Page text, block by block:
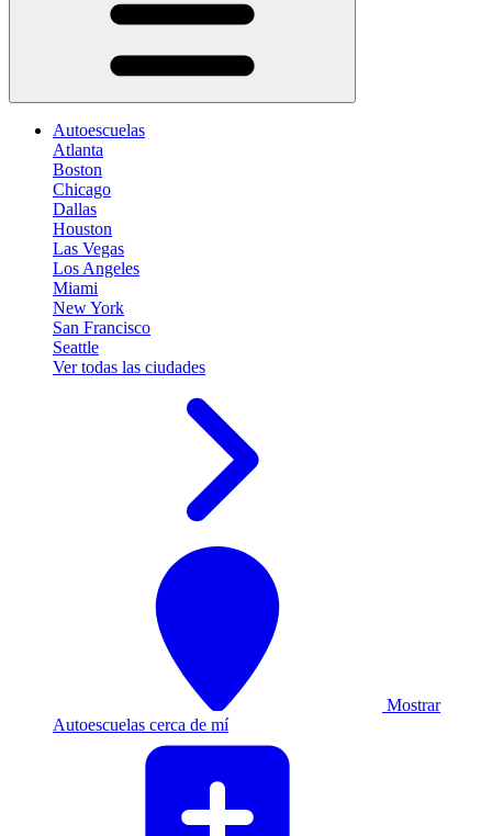
Autoescuelas
Atlanta
Boston
Chicago
Dallas
Houston
Las Vegas
Los Angeles
Miami
New York
San Francisco
Seattle
Ver todas las ciudades
Mostrar
Autoescuelas cerca de mí